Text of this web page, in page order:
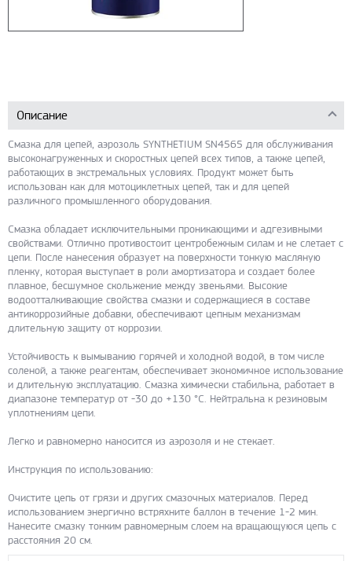
Описание
Смазка для цепей, аэрозоль SYNTHETIUM SN4565 для обслуживания
высоконагруженных и скоростных цепей всех типов, а также цепей,
работающих в экстремальных условиях. Продукт может быть
использован как для мотоциклетных цепей, так и для цепей
различного промышленного оборудования.
Смазка обладает исключительными проникающими и адгезивными
свойствами. Отлично противостоит центробежным силам и не слетает с
цепи. После нанесения образует на поверхности тонкую масляную
пленку, которая выступает в роли амортизатора и создает более
плавное, бесшумное скольжение между звеньями. Высокие
водоотталкивающие свойства смазки и содержащиеся в составе
антикоррозийные добавки, обеспечивают цепным механизмам
длительную защиту от коррозии.
Устойчивость к вымыванию горячей и холодной водой, в том числе
соленой, а также реагентам, обеспечивает экономичное использование
и длительную эксплуатацию. Смазка химически стабильна, работает в
диапазоне температур от -30 до +130 °C. Нейтральна к резиновым
уплотнениям цепи.
Легко и равномерно наносится из аэрозоля и не стекает.
Инструкция по использованию:
Очистите цепь от грязи и других смазочных материалов. Перед
использованием энергично встряхните баллон в течение 1-2 мин.
Нанесите смазку тонким равномерным слоем на вращающуюся цепь с
расстояния 20 см.